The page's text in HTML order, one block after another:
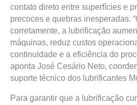
contato direto entre superfícies e
precoces e quebras inesperadas.
corretamente, a lubrificação
máquinas, reduz custos
continuidade e a eficiência do
aponta José Cesário Neto,
suporte técnico dos lubrificantes
Para garantir que a lubrificação